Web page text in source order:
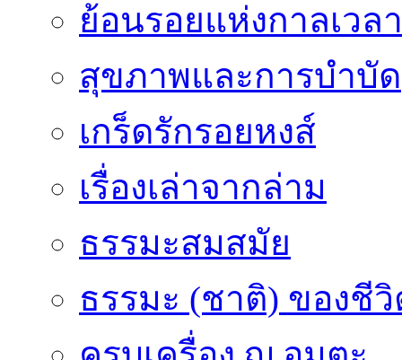
ย้อนรอยแห่งกาลเวลา
สุขภาพและการบำบัด
เกร็ดรักรอยหงส์
เรื่องเล่าจากล่าม
ธรรมะสมสมัย
ธรรมะ (ชาติ) ของชี